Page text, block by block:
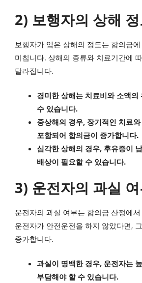
2) 보행자의 상해
보행자가 입은 상해의 정도는 합의금
미칩니다. 상해의 종류와 치료기간에
달라집니다.
경미한 상해는 치료비와 소액의
수 있습니다.
중상해의 경우, 장기적인 치료
포함되어 합의금이 증가합니다.
심각한 상해의 경우, 후유증이
배상이 필요할 수 있습니다.
3) 운전자의 과실
운전자의 과실 여부는 합의금 산정에
운전자가 안전운전을 하지 않았다면,
증가합니다.
과실이 명백한 경우, 운전자는
부담해야 할 수 있습니다.